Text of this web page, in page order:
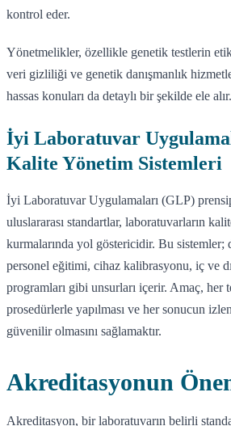
kontrol eder.
Yönetmelikler, özellikle genetik testlerin
veri gizliliği ve genetik danışmanlık
hassas konuları da detaylı bir şekilde ele alır.
İyi Laboratuvar
Kalite Yönetim Sistemleri
İyi Laboratuvar Uygulamaları (GLP)
uluslararası standartlar, laboratuvarların
kurmalarında yol göstericidir. Bu sistemler;
personel eğitimi, cihaz kalibrasyonu, iç ve
programları gibi unsurları içerir. Amaç, her
prosedürlerle yapılması ve her sonucun
güvenilir olmasını sağlamaktır.
Akreditasyonun
Akreditasyon, bir laboratuvarın belirli